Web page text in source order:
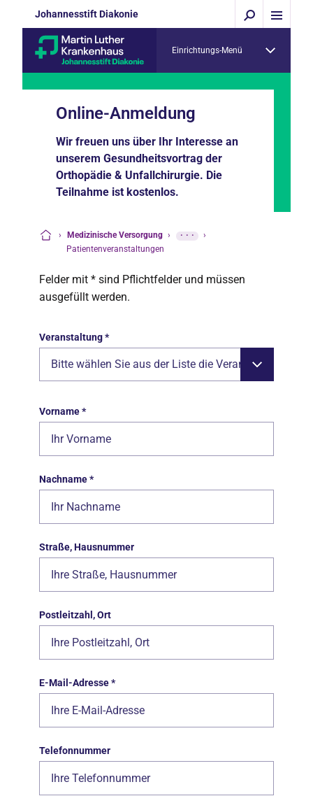
Johannesstift Diakonie
Einrichtungs-Menü
Online-Anmeldung
Wir freuen uns über Ihr Interesse an
unserem Gesundheitsvortrag der
Orthopädie & Unfallchirurgie. Die
Teilnahme ist kostenlos.
› Medizinische Versorgung › ···
›
Patientenveranstaltungen
Felder mit * sind Pflichtfelder und müssen
ausgefüllt werden.
Veranstaltung*
Bitte wählen Sie aus der Liste die Veranstaltung aus, an der Sie teilnehmen möchten.
Vorname*
Nachname*
Straße, Hausnummer
Postleitzahl, Ort
E-Mail-Adresse*
Telefonnummer